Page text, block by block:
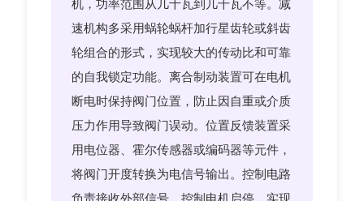
机，功率范围从几十瓦到几千瓦不等。减
速机构多采用蜗轮蜗杆加行星齿轮或斜齿
轮组合的形式，实现较大的传动比和可靠
的自我锁定功能。离合制动装置可在电机
断电时保持阀门位置，防止因自重或介质
压力作用导致阀门误动。位置反馈装置采
用电位器、霍尔传感器或编码器等元件，
将阀门开度转换为电信号输出。控制电路